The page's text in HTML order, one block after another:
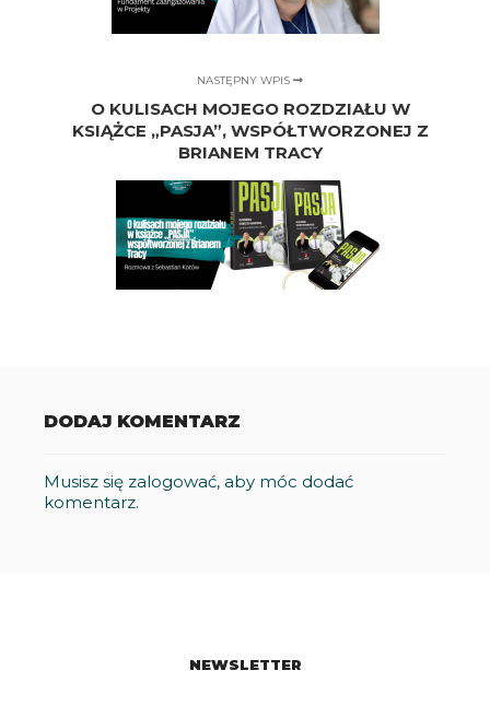
NASTĘPNY WPIS
O KULISACH MOJEGO ROZDZIAŁU W
KSIĄŻCE „PASJA”, WSPÓŁTWORZONEJ Z
BRIANEM TRACY
DODAJ KOMENTARZ
Musisz się zalogować, aby móc dodać
komentarz.
NEWSLETTER